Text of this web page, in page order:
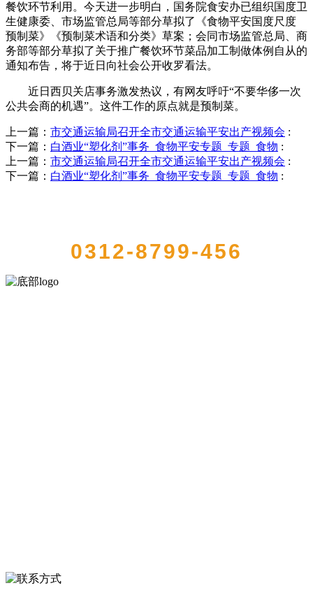
餐饮环节利用。今天进一步明白，国务院食安办已组织国度卫
生健康委、市场监管总局等部分草拟了《食物平安国度尺度
预制菜》《预制菜术语和分类》草案；会同市场监管总局、商
务部等部分草拟了关于推广餐饮环节菜品加工制做体例自从的
通知布告，将于近日向社会公开收罗看法。
近日西贝关店事务激发热议，有网友呼吁“不要华侈一次
公共会商的机遇”。这件工作的原点就是预制菜。
上一篇： 市交通运输局召开全市交通运输平安出产视频会 :
下一篇： 白酒业“塑化剂”事务_食物平安专题_专题_食物 :
上一篇： 市交通运输局召开全市交通运输平安出产视频会 :
下一篇： 白酒业“塑化剂”事务_食物平安专题_专题_食物 :
0312-8799-456